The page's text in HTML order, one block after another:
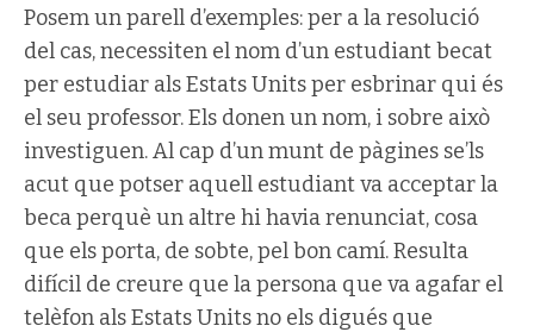
Posem un parell d’exemples: per a la resolució
del cas, necessiten el nom d’un estudiant becat
per estudiar als Estats Units per esbrinar qui és
el seu professor. Els donen un nom, i sobre això
investiguen. Al cap d’un munt de pàgines se’ls
acut que potser aquell estudiant va acceptar la
beca perquè un altre hi havia renunciat, cosa
que els porta, de sobte, pel bon camí. Resulta
difícil de creure que la persona que va agafar el
telèfon als Estats Units no els digués que